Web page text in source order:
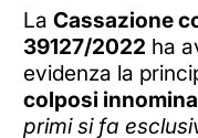
La Cassazione
39127/2022 ha
evidenza la
colposi
primi si fa